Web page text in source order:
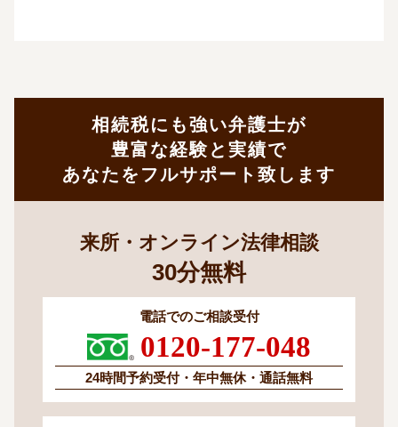
相続税にも強い弁護士が
豊富な経験と実績で
あなたをフルサポート致します
来所・オンライン法律相談
30分無料
電話でのご相談受付
0120-177-048
24時間予約受付・ 年中無休・通話無料